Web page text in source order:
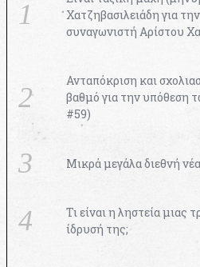
Χατζηβασιλειάδη για
συναγωνιστή Αρίστου
Ανταπόκριση και
βαθμό για την υπόθεση
#59)
Μικρά μεγάλα διεθνή
Τι είναι η ληστεία μιας
ίδρυσή της;